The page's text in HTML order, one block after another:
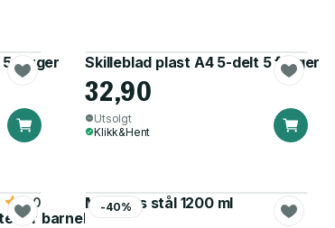
5 farger Skilleblad plast A4 5-delt 5 farger
32,90
Utsolgt
Klikk&Hent
for barnehagen
5.0 -40%
Matboks stål 1200 ml